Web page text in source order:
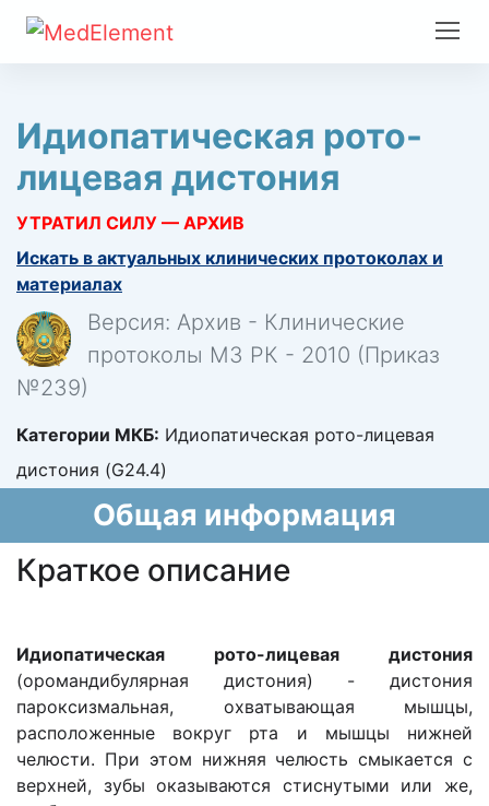
Идиопатическая рото-
лицевая дистония
УТРАТИЛ СИЛУ — АРХИВ
Искать в актуальных клинических протоколах и
материалах
Версия: Архив - Клинические
протоколы МЗ РК - 2010 (Приказ
№239)
Категории МКБ: Идиопатическая рото-лицевая
дистония (G24.4)
Общая информация
Краткое описание
Идиопатическая рото-лицевая дистония
(оромандибулярная дистония) - дистония
пароксизмальная, охватывающая мышцы,
расположенные вокруг рта и мышцы нижней
челюсти. При этом нижняя челюсть смыкается с
верхней, зубы оказываются стиснутыми или же,